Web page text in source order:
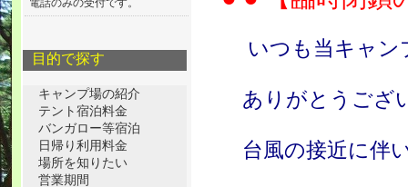
電話のみの受付です。
目的で探す
キャンプ場の紹介
テント宿泊料金
バンガロー等宿泊
日帰り利用料金
場所を知りたい
営業期間
いつも当キャン
ありがとうござ
台風の接近に伴